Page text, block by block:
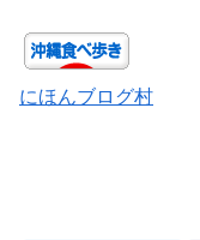
にほんブログ村